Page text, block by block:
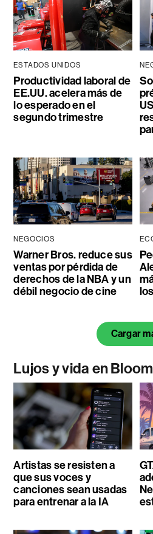
ESTADOS UNIDOS
Productividad laboral de
EE.UU. acelera más de
lo esperado en el
segundo trimestre
NEGOCIOS
Warner Bros. reduce sus
ventas por pérdida de
derechos de la NBA y un
débil negocio de cine
Cargar
Lujos y vida en
Artistas se resisten a
que sus voces y
canciones sean usadas
para entrenar a la IA